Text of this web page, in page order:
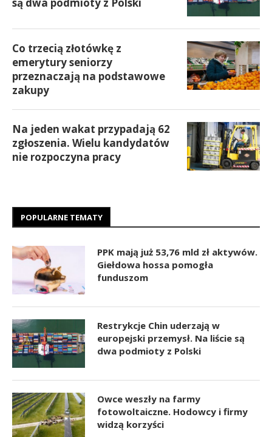
są dwa podmioty z Polski
Co trzecią złotówkę z
emerytury seniorzy
przeznaczają na podstawowe
zakupy
Na jeden wakat przypadają 62
zgłoszenia. Wielu kandydatów
nie rozpoczyna pracy
POPULARNE TEMATY
PPK mają już 53,76 mld zł aktywów.
Giełdowa hossa pomogła
funduszom
Restrykcje Chin uderzają w
europejski przemysł. Na liście są
dwa podmioty z Polski
Owce weszły na farmy
fotowoltaiczne. Hodowcy i firmy
widzą korzyści